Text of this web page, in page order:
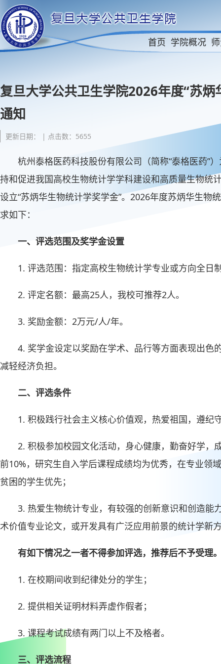
首页 学院概况
复旦大学公共卫生学院2026年度“苏
通知
更新日期： | 点击数：5655
杭州泰格医药科技股份有限公司（简称“泰格医药”
持和促进我国高校生物统计学学科建设和高质量生物统
设立“苏炳华生物统计学奖学金”。2026年度苏炳华生物
求如下：
一、评选范围及奖学金设置
1. 评选范围：指定高校生物统计学专业或方向全日
2. 评定名额：最高25人，我校可推荐2人。
3. 奖励金额：2万元/人/年。
4. 奖学金设定以奖励在学术、品行等方面表现出色
减轻经济负担。
二、评选条件
1. 积极践行社会主义核心价值观，热爱祖国，遵纪
2. 积极参加校园文化活动，身心健康，勤奋好学，
前10%，研究生自入学后课程成绩均为优秀，在专业领
贫困的学生优先；
3. 热爱生物统计专业，有较强的创新意识和创造能
术价值专业论文，或开发具有广泛应用前景的统计学新
有如下情况之一者不得参加评选，推荐后不予受理
1. 在校期间收到纪律处分的学生；
2. 提供相关证明材料弄虚作假者；
3. 课程考试成绩有两门以上不及格者。
三、评选流程